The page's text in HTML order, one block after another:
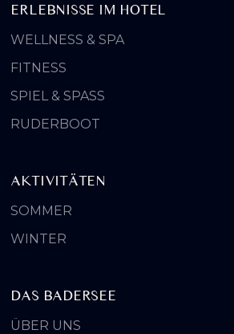
ERLEBNISSE IM HOTEL
WELLNESS & SPA
FITNESS
SPIEL & SPASS
RUDERBOOT
AKTIVITÄTEN
SOMMER
WINTER
DAS BADERSEE
ÜBER UNS